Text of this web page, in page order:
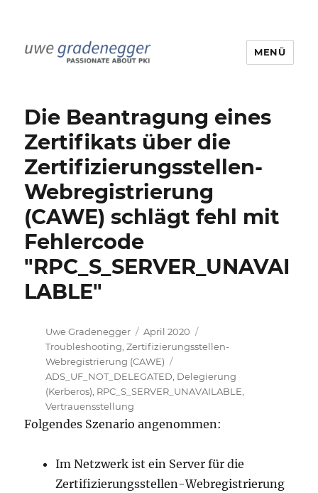
MENÜ
Die Beantragung eines
Zertifikats über die
Zertifizierungsstellen-
Webregistrierung
(CAWE) schlägt fehl mit
Fehlercode
"RPC_S_SERVER_UNAVAI
LABLE"
Autor
Uwe Gradenegger
Veröffentlicht
am
April 2020
Troubleshooting Zertifizierungsstellen-
Webregistrierung (CAWE)
ADS_UF_NOT_DELEGATED Delegierung
(Kerberos) RPC_S_SERVER_UNAVAILABLE
Vertrauensstellung
Folgendes Szenario angenommen:
Im Netzwerk ist ein Server für die
Zertifizierungsstellen-Webregistrierung